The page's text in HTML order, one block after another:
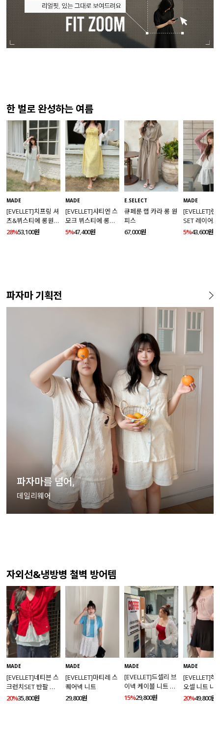
한 벌로 완성하는 여름
MADE
[EVELLET]치프링 셔
츠&뷔스티에 롱원피
스 세트
28%53,100원
MADE
[EVELLET]샤티엔 스
모크 뷔스티에 롱원
피스
5%47,400원
E.SELECT
큐페룬 랩 카라 롱 원
피스
67,000원
MADE
[EVELLET]렌
SET 레이어
스
5%43,600원
파자마 기획전
파자마를 넘어,
데일리웨어
자외선&냉방병 철벽 방어템
MADE
[EVELLET]네티븐 스
크런치SET 반팔 니
트 가디건
20%35,800원
MADE
[EVELLET]마티레 스
퀘어넥 니트
29,800원
MADE
[EVELLET]드셀리 브
이넥 케이블 니트 가
디건
15%29,800원
MADE
[EVELLET]하
오셀 니트 나
건 SET
20%49,800원